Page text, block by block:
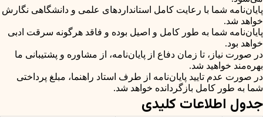
پایان‌نامه شما با رعایت کامل استانداردهای علمی و دانشگاهی نگارش
خواهد شد.
پایان‌نامه شما به طور کامل و اصیل بوده و فاقد هرگونه سرقت ادبی
خواهد بود.
در صورت نیاز، تا زمان دفاع از پایان‌نامه، از مشاوره و پشتیبانی ما
بهره‌مند خواهید شد.
در صورت عدم تایید پایان‌نامه از طرف استاد راهنما، مبلغ پرداختی
شما به طور کامل بازگردانده خواهد شد.
جدول اطلاعات کلیدی